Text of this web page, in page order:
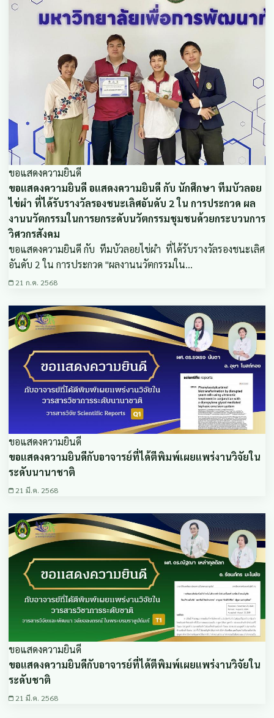
ขอแสดงความยินดี
ขอแสดงความยินดี อแสดงความยินดี กับ นักศึกษา ทีมบัวลอย
ไข่ผำ ที่ได้รับรางวัลรองชนะเลิศอันดับ 2 ใน การประกวด ผล
งานนวัตกรรมในการยกระดับนวัตกรรมชุมชนด้วยกระบวนการ
วิศวกรสังคม
ขอแสดงความยินดี กับ ทีมบัวลอยไข่ผำ ที่ได้รับรางวัลรองชนะเลิศ
อันดับ 2 ใน การประกวด "ผลงานนวัตกรรมใน…
21 ก.ค. 2568
ขอแสดงความยินดี
ขอแสดงความยินดีกับอาจารย์ที่ได้ตีพิมพ์เผยแพร่งานวิจัยใน
ระดับนานาชาติ
21 มี.ค. 2568
ขอแสดงความยินดี
ขอแสดงความยินดีกับอาจารย์ที่ได้ตีพิมพ์เผยแพร่งานวิจัยใน
ระดับชาติ
21 มี.ค. 2568